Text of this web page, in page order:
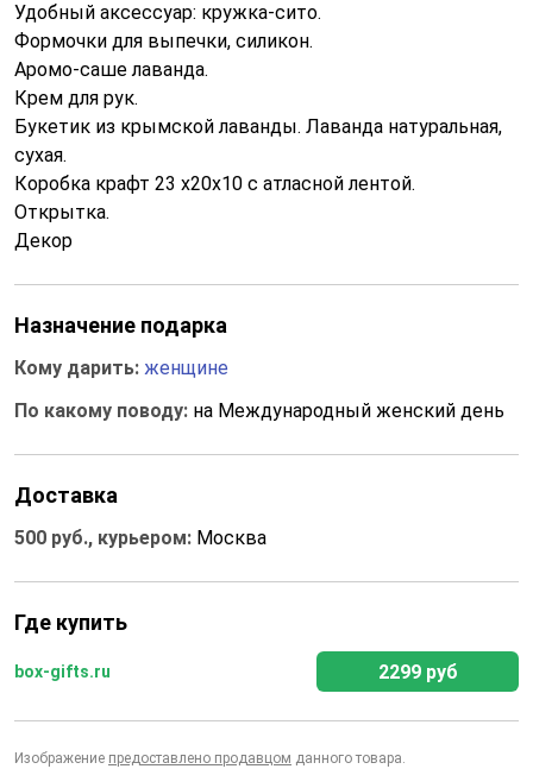
Удобный аксессуар: кружка-сито.
Формочки для выпечки, силикон.
Аромо-саше лаванда.
Крем для рук.
Букетик из крымской лаванды. Лаванда натуральная,
сухая.
Коробка крафт 23 х20х10 с атласной лентой.
Открытка.
Декор
Назначение подарка
Кому дарить: женщине
По какому поводу: на Международный женский день
Доставка
500 руб., курьером: Москва
Где купить
box-gifts.ru 2299 руб
Изображение предоставлено продавцом данного товара.